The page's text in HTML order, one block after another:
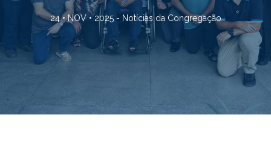
24 • NOV • 2025 - Notícias da Congregação